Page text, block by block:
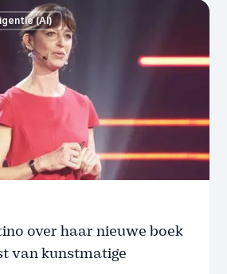
over haar nieuwe boek
van kunstmatige
(AI)